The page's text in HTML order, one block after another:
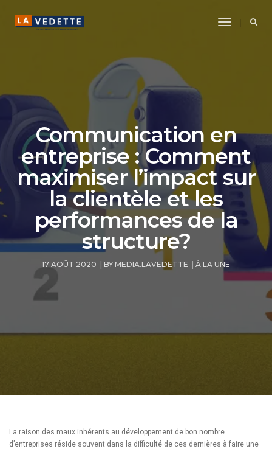
Toggle
Communication en
entreprise : Comment
maximiser l’impact sur
la clientèle et les
performances de la
structure?
17 AOÛT 2020 BY MEDIA.LAVEDETTE À LA UNE
La raison des maux inhérents au développement de bon nombre
d’entreprises réside souvent dans la difficulté de ces dernières à faire une